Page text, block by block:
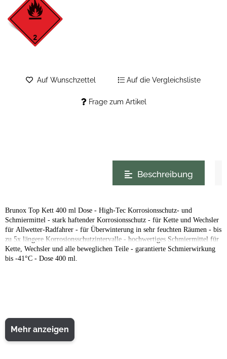
Frage zum Artikel
Auf Wunschzettel Auf die Vergleichsliste
Beschreibung
Brunox Top Kett 400 ml Dose - High-Tec Korrosionsschutz- und
Schmiermittel - stark haftender Korrosionsschutz - für Kette und Wechsler
für Allwetter-Radfahrer - für Überwinterung in sehr feuchten Räumen - bis
zu 5x längere Korrosionsschutzintervalle - hochwertiges Schmiermittel für
Kette, Wechsler und alle beweglichen Teile - garantierte Schmierwirkung
bis -41°C - Dose 400 ml.
Mehr anzeigen